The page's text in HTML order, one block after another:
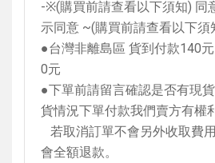
-※(購買前請查看以下須知) 同
示同意 ~(購買前請查看以下須
●台灣非離島區 貨到付款140元
0元
●下單前請留言確認是否有現貨
貨情況下單付款我們賣方有權
若取消訂單不會另外收取費
會全額退款。